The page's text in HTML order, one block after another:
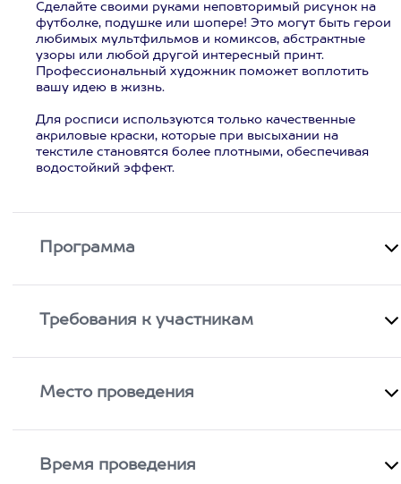
Сделайте своими руками неповторимый рисунок на
футболке, подушке или шопере! Это могут быть герои
любимых мультфильмов и комиксов, абстрактные
узоры или любой другой интересный принт.
Профессиональный художник поможет воплотить
вашу идею в жизнь.
Для росписи используются только качественные
акриловые краски, которые при высыхании на
текстиле становятся более плотными, обеспечивая
водостойкий эффект.
Программа
Требования к участникам
Место проведения
Время проведения